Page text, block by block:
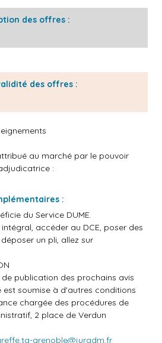
des offres :
des offres :
au marché par le pouvoir
:
:
du Service DUME.
accéder au DCE, poser des
un pli, allez sur
publication des prochains avis
est soumise à d'autres conditions
chargée des procédures de
2 place de Verdun
grenoble@juradm.fr